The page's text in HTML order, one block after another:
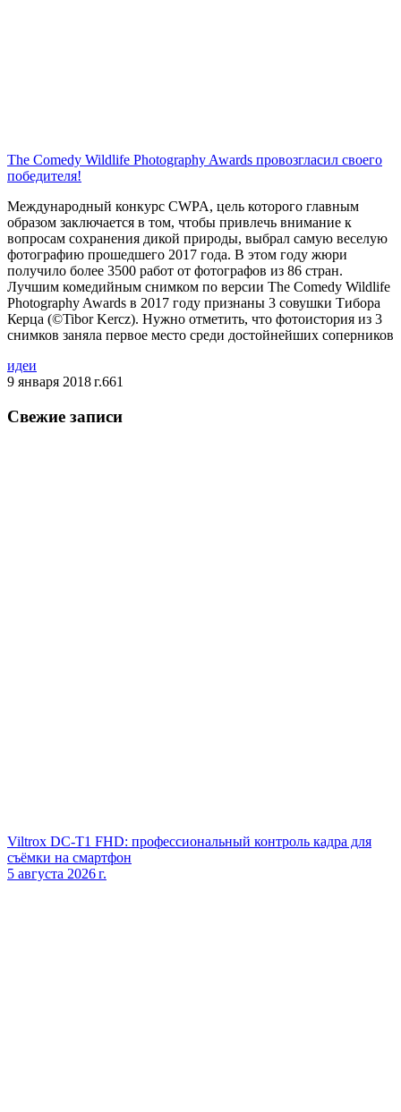
The Comedy Wildlife Photography Awards провозгласил своего
победителя!
Международный конкурс CWPA, цель которого главным
образом заключается в том, чтобы привлечь внимание к
вопросам сохранения дикой природы, выбрал самую веселую
фотографию прошедшего 2017 года. В этом году жюри
получило более 3500 работ от фотографов из 86 стран.
Лучшим комедийным снимком по версии The Comedy Wildlife
Photography Awards в 2017 году признаны 3 совушки Тибора
Керца (©Tibor Kercz). Нужно отметить, что фотоистория из 3
снимков заняла первое место среди достойнейших соперников
идеи
9 января 2018 г.661
Свежие записи
Viltrox DC‑T1 FHD: профессиональный контроль кадра для
съёмки на смартфон
5 августа 2026 г.